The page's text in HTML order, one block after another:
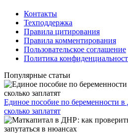
Контакты
Техподдержка
Правила цитирования
Правила комментирования
Пользовательское соглашение
Политика
Популярные статьи
Единое пособие по беременности
сколько заплатят